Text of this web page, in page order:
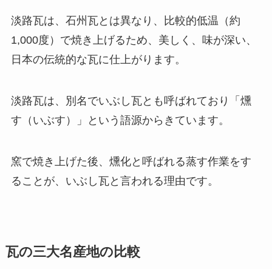
淡路瓦は、石州瓦とは異なり、比較的低温（約
1,000度）で焼き上げるため、美しく、味が深い、
日本の伝統的な瓦に仕上がります。
淡路瓦は、別名でいぶし瓦とも呼ばれており「燻
す（いぶす）」という語源からきています。
窯で焼き上げた後、燻化と呼ばれる蒸す作業をす
ることが、いぶし瓦と言われる理由です。
瓦の三大名産地の比較